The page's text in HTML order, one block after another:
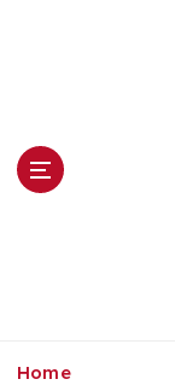
Home